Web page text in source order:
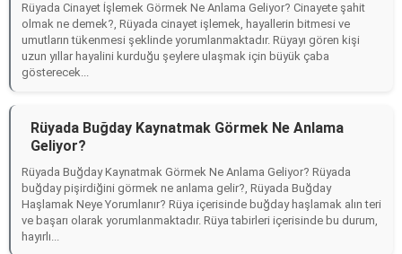
Rüyada Cinayet İşlemek Görmek Ne Anlama Geliyor? Cinayete şahit
olmak ne demek?, Rüyada cinayet işlemek, hayallerin bitmesi ve
umutların tükenmesi şeklinde yorumlanmaktadır. Rüyayı gören kişi
uzun yıllar hayalini kurduğu şeylere ulaşmak için büyük çaba
gösterecek...
Rüyada Buğday Kaynatmak Görmek Ne Anlama
Geliyor?
Rüyada Buğday Kaynatmak Görmek Ne Anlama Geliyor? Rüyada
buğday pişirdiğini görmek ne anlama gelir?, Rüyada Buğday
Haşlamak Neye Yorumlanır? Rüya içerisinde buğday haşlamak alın teri
ve başarı olarak yorumlanmaktadır. Rüya tabirleri içerisinde bu durum,
hayırlı...